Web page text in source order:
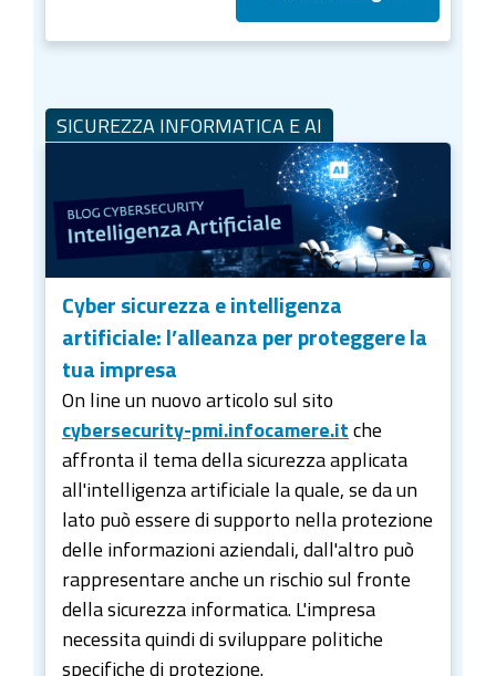
SICUREZZA INFORMATICA E AI
Cyber sicurezza e intelligenza
artificiale: l’alleanza per proteggere la
tua impresa
On line un nuovo articolo sul sito
cybersecurity-pmi.infocamere.it che
affronta il tema della sicurezza applicata
all'intelligenza artificiale la quale, se da un
lato può essere di supporto nella protezione
delle informazioni aziendali, dall'altro può
rappresentare anche un rischio sul fronte
della sicurezza informatica. L'impresa
necessita quindi di sviluppare politiche
specifiche di protezione.